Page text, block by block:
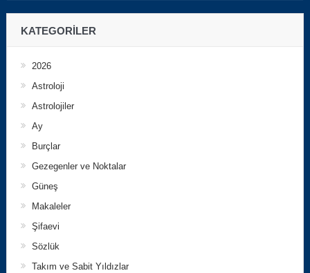
KATEGORILER
2026
Astroloji
Astrolojiler
Ay
Burçlar
Gezegenler ve Noktalar
Güneş
Makaleler
Şifaevi
Sözlük
Takım ve Sabit Yıldızlar